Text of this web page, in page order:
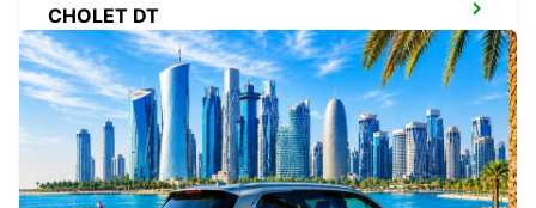
CHOLET DT
CHOLET - FRANCE
CHOLET GARE